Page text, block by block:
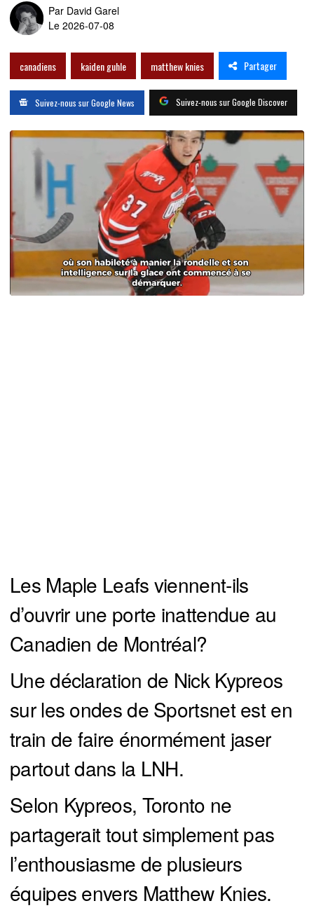
Par David Garel
Le 2026-07-08
canadiens kaiden guhle matthew knies Partager
Suivez-nous sur Google News Suivez-nous sur Google Discover
Les Maple Leafs viennent-ils
d’ouvrir une porte inattendue au
Canadien de Montréal?
Une déclaration de Nick Kypreos
sur les ondes de Sportsnet est en
train de faire énormément jaser
partout dans la LNH.
Selon Kypreos, Toronto ne
partagerait tout simplement pas
l’enthousiasme de plusieurs
équipes envers Matthew Knies.